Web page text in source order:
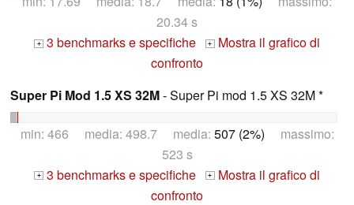
20.34 s
+ 3 benchmarks e specifiche + Mostra il grafico di
confronto
Super Pi Mod 1.5 XS 32M- Super Pi mod 1.5 XS 32M *
min: 466 media: 498.7 media: 507 (2%) massimo:
523 s
+ 3 benchmarks e specifiche + Mostra il grafico di
confronto